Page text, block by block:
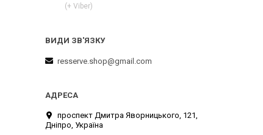
(+ Viber)
resserve.shop@gmail.com
проспект Дмитра Яворницького, 121,
Дніпро, Україна